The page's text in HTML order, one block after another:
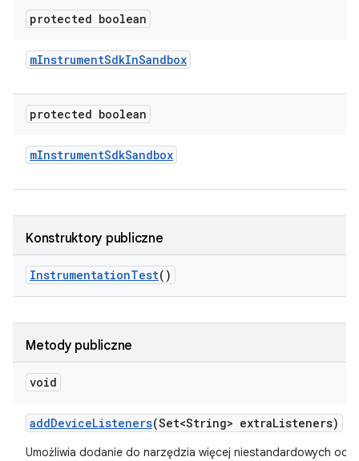
protected boolean
mInstrumentSdkInSandbox
protected boolean
mInstrumentSdkSandbox
Konstruktory publiczne
InstrumentationTest()
Metody publiczne
void
addDeviceListeners(Set<String> extraListeners)
Umożliwia dodanie do narzędzia więcej niestandardowych